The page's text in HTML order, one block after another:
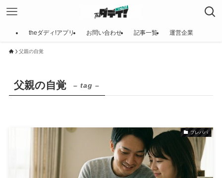
theダディ!アプリ お問い合わせ 記事一覧 運営企業
父親の自覚
父親の自覚 – tag –
プレパパ